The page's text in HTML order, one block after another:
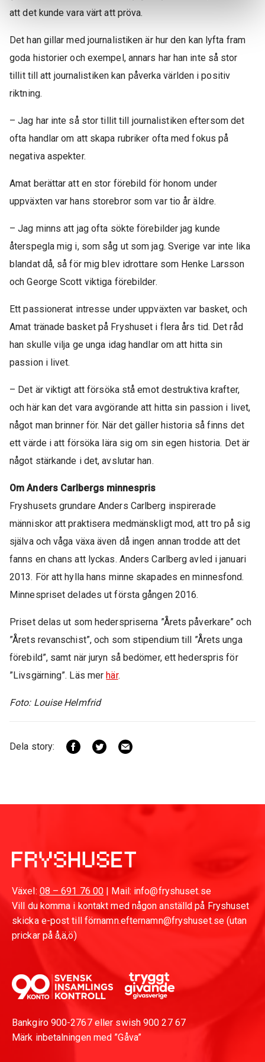
att det kunde vara värt att pröva.
Det han gillar med journalistiken är hur den kan lyfta fram
goda historier och exempel, annars har han inte så stor
tillit till att journalistiken kan påverka världen i positiv
riktning.
– Jag har inte så stor tillit till journalistiken eftersom det
ofta handlar om att skapa rubriker ofta med fokus på
negativa aspekter.
Amat berättar att en stor förebild för honom under
uppväxten var hans storebror som var tio år äldre.
– Jag minns att jag ofta sökte förebilder jag kunde
återspegla mig i, som såg ut som jag. Sverige var inte lika
blandat då, så för mig blev idrottare som Henke Larsson
och George Scott viktiga förebilder.
Ett passionerat intresse under uppväxten var basket, och
Amat tränade basket på Fryshuset i flera års tid. Det råd
han skulle vilja ge unga idag handlar om att hitta sin
passion i livet.
– Det är viktigt att försöka stå emot destruktiva krafter,
och här kan det vara avgörande att hitta sin passion i livet,
något man brinner för. När det gäller historia så finns det
ett värde i att försöka lära sig om sin egen historia. Det är
något stärkande i det, avslutar han.
Om Anders Carlbergs minnespris
Fryshusets grundare Anders Carlberg inspirerade
människor att praktisera medmänskligt mod, att tro på sig
själva och våga växa även då ingen annan trodde att det
fanns en chans att lyckas. Anders Carlberg avled i januari
2013. För att hylla hans minne skapades en minnesfond.
Minnespriset delades ut första gången 2016.
Priset delas ut som hederspriserna ”Årets påverkare” och
”Årets revanschist”, och som stipendium till ”Årets unga
förebild”, samt när juryn så bedömer, ett hederspris för
”Livsgärning”. Läs merhär.
Foto: Louise Helmfrid
Dela story:
Växel: 08 – 691 76 00 | Mail: info@fryshuset.se
Vill du komma i kontakt med någon anställd på Fryshuset
skicka e-post till förnamn.efternamn@fryshuset.se (utan
prickar på å,ä,ö)
Bankgiro 900-2767 eller swish 900 27 67
Märk inbetalningen med ”Gåva”